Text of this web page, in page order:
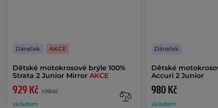
Dětské motokrosové brýle 100%
Strata 2 Junior Mirror AKCE
929 Kč 1 090 Kč
skladem
Dáreček AKCE
Dětské
Accuri 2 Junior
980 Kč
skladem
Dáreček